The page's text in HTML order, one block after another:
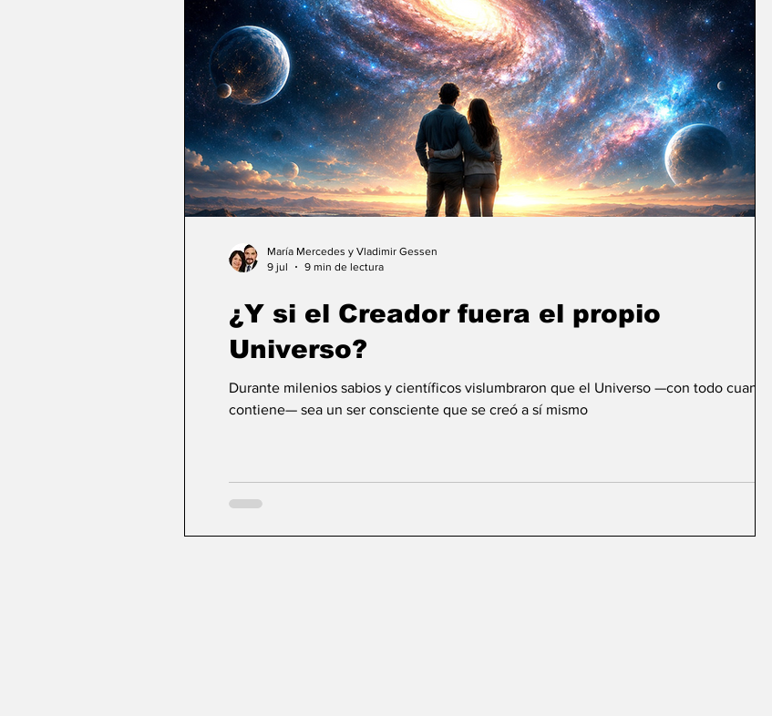
¿Y si el Creador fuera el propio
Universo?
Durante milenios sabios y científicos vislumbraron que el Universo —con todo cuanto
contiene— sea un ser consciente que se creó a sí mismo
María Mercedes y Vladimir Gessen
9 jul
9 min de lectura